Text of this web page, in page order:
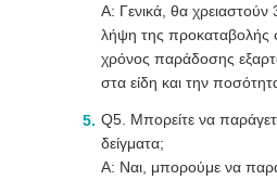
Α: Γενικά, θα
λήψη της προκαταβολής
χρόνος παράδοσης
στα είδη και την
Q5. Μπορείτε να
δείγματα;
Α: Ναι, μπορούμε να